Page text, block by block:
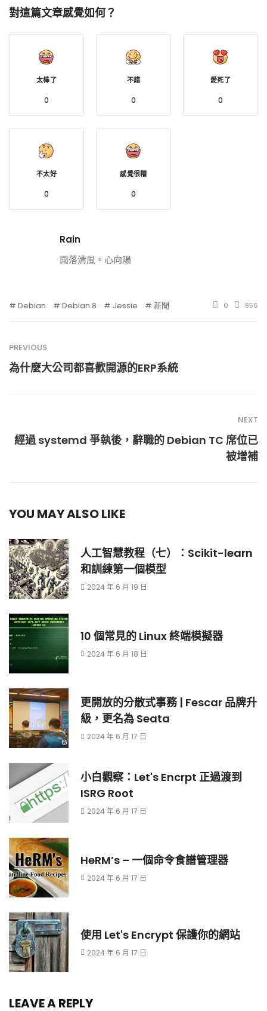
對這篇文章感覺如何？
太棒了
0
不錯
0
愛死了
0
不太好
0
感覺很糟
0
Rain
雨落清風。心向陽
Debian Debian 8 Jessie 新聞 0 855
PREVIOUS
為什麼大公司都喜歡開源的ERP系統
NEXT
經過 systemd 爭執後，辭職的 Debian TC 席位已
被增補
YOU MAY ALSO LIKE
人工智慧教程（七）：Scikit-learn
和訓練第一個模型
2024 年 6 月 19 日
10 個常見的 Linux 終端模擬器
2024 年 6 月 18 日
更開放的分散式事務 | Fescar 品牌升
級，更名為 Seata
2024 年 6 月 17 日
小白觀察：Let's Encrpt 正過渡到
ISRG Root
2024 年 6 月 17 日
HeRM’s – 一個命令食譜管理器
2024 年 6 月 17 日
使用 Let's Encrypt 保護你的網站
2024 年 6 月 17 日
LEAVE A REPLY